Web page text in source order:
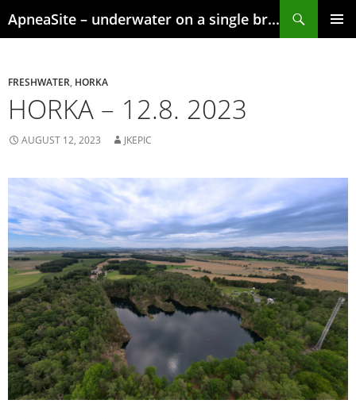
to
ApneaSite – underwater on a single breath
FRESHWATER HORKA
HORKA – 12.8. 2023
AUGUST 12, 2023 JKEPIC